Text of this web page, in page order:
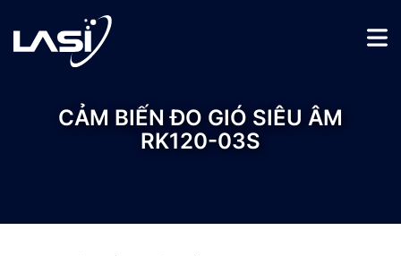
CẢM BIẾN ĐO GIÓ SIÊU ÂM
RK120-03S